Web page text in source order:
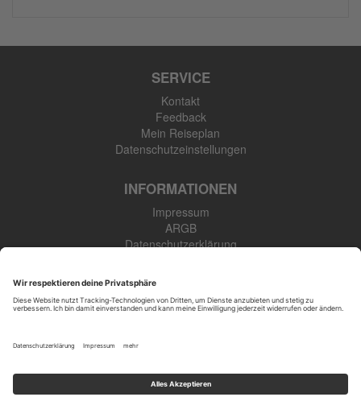
SERVICE
Kontakt
Feedback
Mein Reiseplan
Datenschutzeinstellungen
INFORMATIONEN
Impressum
ARGB
Datenschutzerklärung
48308 Senden-Bösensell